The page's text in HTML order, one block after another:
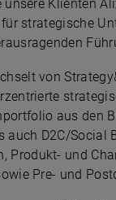
Klienten
strategische
von
aus den
auch D2C/
Produkt- und
Pre- und